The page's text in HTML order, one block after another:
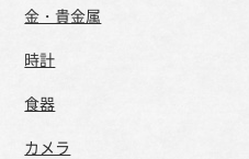
金・貴金属
時計
食器
カメラ